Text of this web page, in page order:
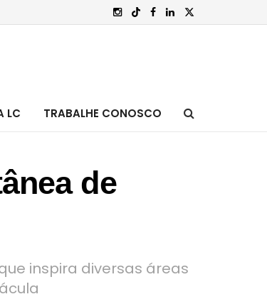
LC TRABALHE CONOSCO
de
inspira diversas áreas